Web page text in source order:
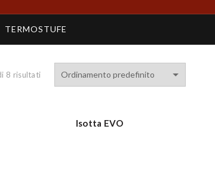
TERMOSTUFE
8 risultati
Isotta EVO